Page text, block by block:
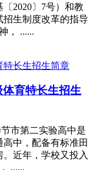
2020〕7号）和教
生制度改革的指导
， ......
育特长生招生
市第二实验高中是
中，配备有标准田
近年，学校又投入
......